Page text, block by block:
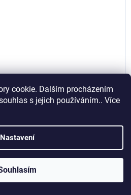
cookie. Dalším procházením
s jejich používáním.. Více
Nastavení
typu F 200 x 100 mm,